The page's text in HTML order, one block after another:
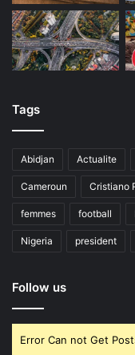
Tags
Abidjan Actualite
Cameroun Cristiano
femmes football
Nigeria president
Follow us
Error Can not Get